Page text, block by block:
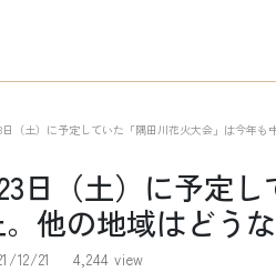
日（土）に予定していた「隅田川花火大会」は今年も
23日（土）に予定
他の地域はどう
12/21 4,244 view